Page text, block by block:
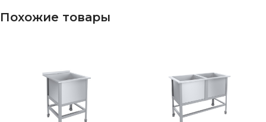
Похожие товары